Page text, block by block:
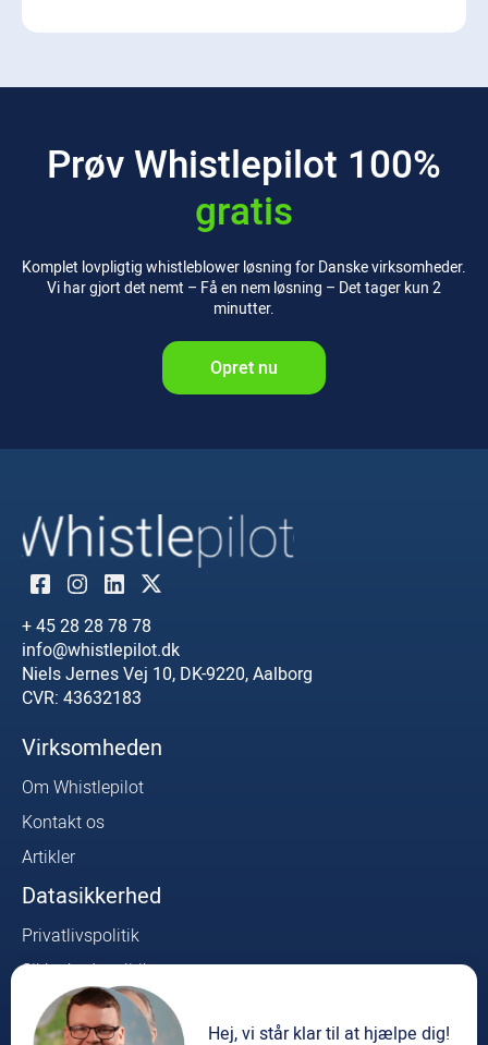
Prøv Whistlepilot 100%
gratis
Komplet lovpligtig whistleblower løsning for Danske virksomheder.
Vi har gjort det nemt – Få en nem løsning – Det tager kun 2
minutter.
Opret nu
+ 45 28 28 78 78
info@whistlepilot.dk
Niels Jernes Vej 10, DK-9220, Aalborg
CVR: 43632183
Virksomheden
Om Whistlepilot
Kontakt os
Artikler
Datasikkerhed
Privatlivspolitik
Sikkerhedspolitik
Whistleblower Lovkrav
Hej, vi står klar til at hjælpe dig!